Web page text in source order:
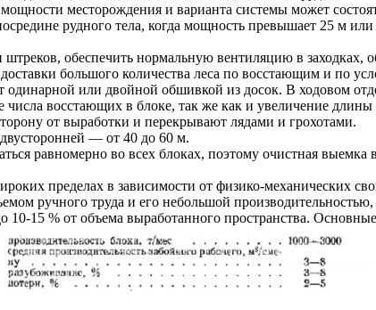
месторождения и варианта системы может
рудного тела, когда мощность превышает 25 м
обеспечить нормальную вентиляцию в заходках,
большого количества леса по восстающим и по
или двойной обшивкой из досок. В ходовом
восстающих в блоке, так же как и увеличение
от выработки и перекрывают лядами и грохотами.
— от 40 до 60 м.
равномерно во всех блоках, поэтому очистная выемка
пределах в зависимости от физико-механических
ручного труда и его небольшой
15 % от объема выработанного пространства.